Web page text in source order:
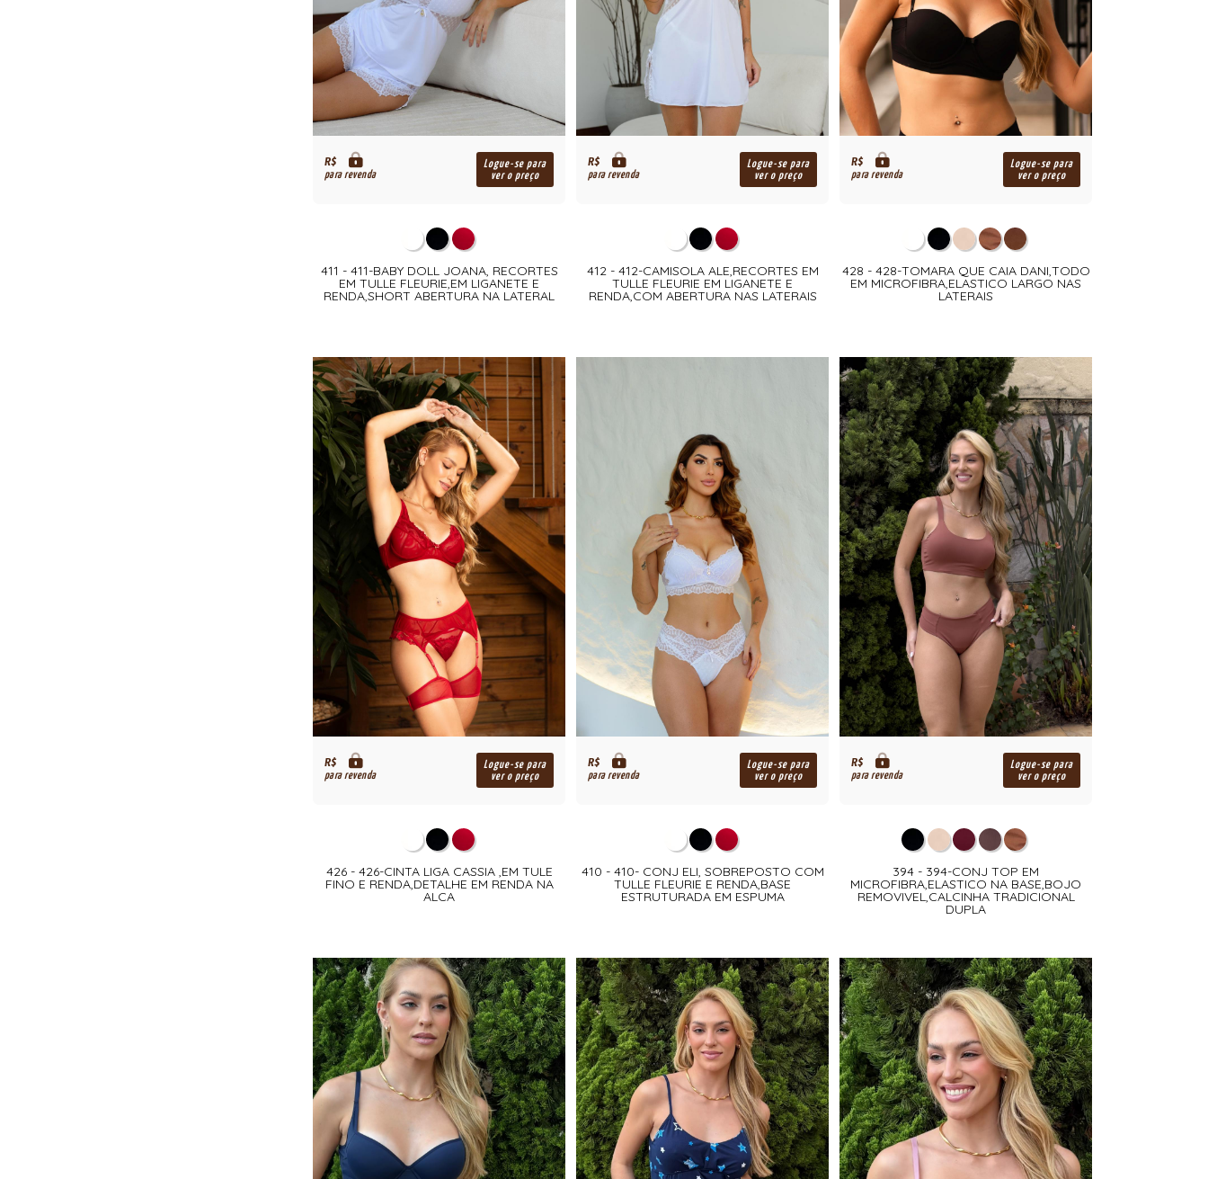
R$
para revenda
Logue-se para
ver o preço
411 - 411-BABY DOLL JOANA, RECORTES
EM TULLE FLEURIE,EM LIGANETE E
RENDA,SHORT ABERTURA NA LATERAL
R$
para revenda
Logue-se para
ver o preço
412 - 412-CAMISOLA ALE,RECORTES EM
TULLE FLEURIE EM LIGANETE E
RENDA,COM ABERTURA NAS LATERAIS
R$
para revenda
Logue-se para
ver o preço
428 - 428-TOMARA QUE CAIA DANI,TODO
EM MICROFIBRA,ELASTICO LARGO NAS
LATERAIS
R$
para revenda
Logue-se para
ver o preço
426 - 426-CINTA LIGA CASSIA ,EM TULE
FINO E RENDA,DETALHE EM RENDA NA
ALCA
R$
para revenda
Logue-se para
ver o preço
410 - 410- CONJ ELI, SOBREPOSTO COM
TULLE FLEURIE E RENDA,BASE
ESTRUTURADA EM ESPUMA
R$
para revenda
Logue-se para
ver o preço
394 - 394-CONJ TOP EM
MICROFIBRA,ELASTICO NA BASE,BOJO
REMOVIVEL,CALCINHA TRADICIONAL
DUPLA